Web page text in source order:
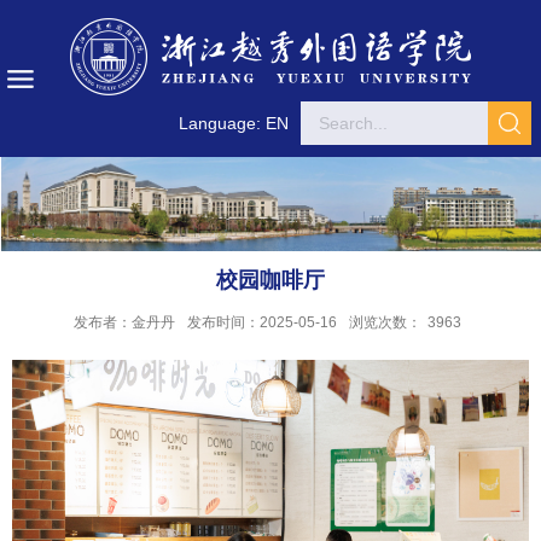
Language: EN
校园咖啡厅
发布者：金丹丹 发布时间：2025-05-16 浏览次数： 3963